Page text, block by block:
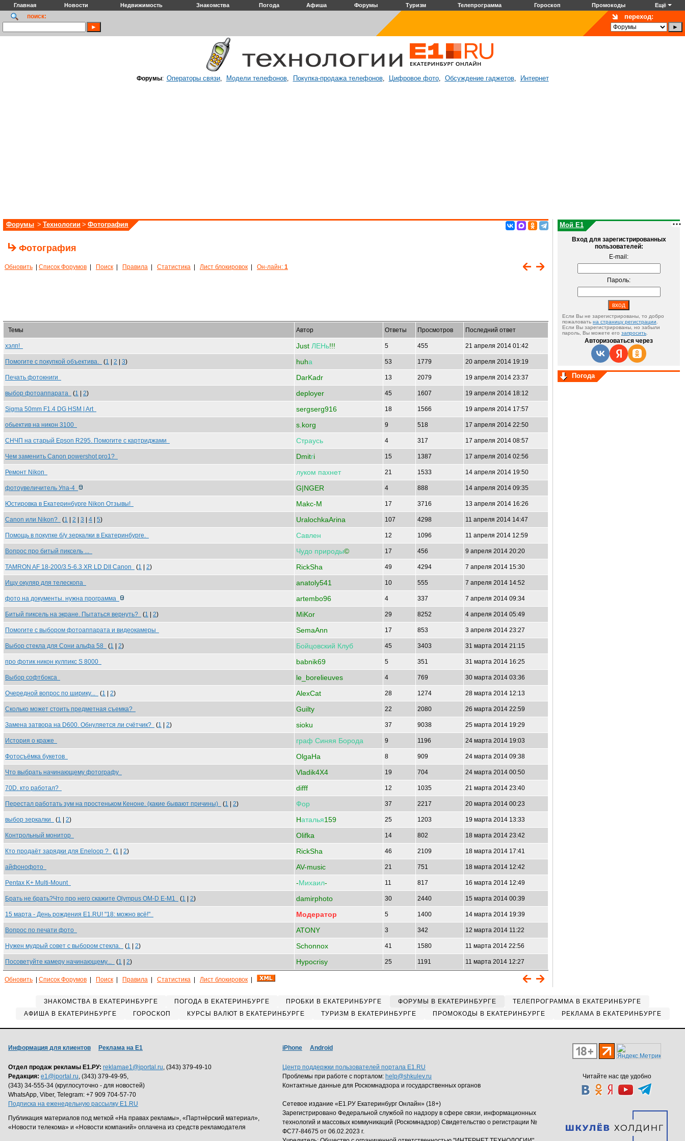
Главная Новости Недвижимость Знакомства Погода Афиша Форумы Туризм Телепрограмма Гороскоп Промокоды Ещё
поиск: переход:
Форумы: Операторы связи, Модели телефонов, Покупка-продажа телефонов, Цифровое фото, Обсуждение гаджетов, Интернет
Форумы > Технологии > Фотография
Фотография
Обновить Список Форумов Поиск Правила Статистика Лист блокировок Он-лайн: 1
Темы Автор Ответы Просмотров Последний ответ
хэлп! Just ЛЕНь!!! 5 455 21 апреля 2014 01:42
Помогите с покупкой объектива. (1 2 3) huhа 53 1779 20 апреля 2014 19:19
Печать фотокниги DarKadr 13 2079 19 апреля 2014 23:37
выбор фотоаппарата (1 2) deployer 45 1607 19 апреля 2014 18:12
Sigma 50mm F1.4 DG HSM | Art sergserg916 18 1566 19 апреля 2014 17:57
обьектив на никон 3100 s.korg 9 518 17 апреля 2014 22:50
СНЧП на старый Epson R295. Помогите с картриджами Страусь 4 317 17 апреля 2014 08:57
Чем заменить Canon powershot pro1? Dmitгi 15 1387 17 апреля 2014 02:56
Ремонт Nikon луком пахнет 21 1533 14 апреля 2014 19:50
фотоувеличитель Упа-4 G|NGER 4 888 14 апреля 2014 09:35
Юстировка в Екатеринбурге Nikon Отзывы! Makc-M 17 3716 13 апреля 2014 16:26
Canon или Nikon? (1 2 3 4 5) UralochkaArina 107 4298 11 апреля 2014 14:47
Помощь в покупке б/у зеркалки в Екатеринбурге. Савлен 12 1096 11 апреля 2014 12:59
Вопрос про битый пиксель ... Чудо природы© 17 456 9 апреля 2014 20:20
TAMRON AF 18-200/3.5-6.3 XR LD DII Canon (1 2) RickSha 49 4294 7 апреля 2014 15:30
Ищу окуляр для телескопа anatoly541 10 555 7 апреля 2014 14:52
фото на документы. нужна программа artembo96 4 337 7 апреля 2014 09:34
Битый пиксель на экране. Пытаться вернуть? (1 2) MiKor 29 8252 4 апреля 2014 05:49
Помогите с выбором фотоаппарата и видеокамеры SemaAnn 17 853 3 апреля 2014 23:27
Выбор стекла для Сони альфа 58 (1 2) Бойцовский Клуб 45 3403 31 марта 2014 21:15
про фотик никон кулпикс S 8000 babnik69 5 351 31 марта 2014 16:25
Выбор софтбокса le_borelieuves 4 769 30 марта 2014 03:36
Очередной вопрос по ширику... (1 2) AlexCat 28 1274 28 марта 2014 12:13
Сколько может стоить предметная съемка? Guilty 22 2080 26 марта 2014 22:59
Замена затвора на D600. Обнуляется ли счётчик? (1 2) sioku 37 9038 25 марта 2014 19:29
История о краже граф Синяя Борода 9 1196 24 марта 2014 19:03
Фотосъёмка букетов OlgaHa 8 909 24 марта 2014 09:38
Что выбрать начинающему фотографу Vladik4X4 19 704 24 марта 2014 00:50
70D. кто работал? difff 12 1035 21 марта 2014 23:40
Перестал работать зум на простеньком Кеноне. (какие бывают причины) (1 2) Фор 37 2217 20 марта 2014 00:23
выбор зеркалки (1 2) Hаталья159 25 1203 19 марта 2014 13:33
Контрольный монитор Olifka 14 802 18 марта 2014 23:42
Кто продаёт зарядки для Eneloop ? (1 2) RickSha 46 2109 18 марта 2014 17:41
айфонофото AV-music 21 751 18 марта 2014 12:42
Pentax K+ Multi-Mount -Михаил- 11 817 16 марта 2014 12:49
Брать не брать?Что про него скажите Olympus OM-D E-M1 (1 2) damirphoto 30 2440 15 марта 2014 00:39
15 марта - День рождения E1.RU! "18: можно всё!" Модератор 5 1400 14 марта 2014 19:39
Вопрос по печати фото ATONY 3 342 12 марта 2014 11:22
Нужен мудрый совет с выбором стекла. (1 2) Schonnox 41 1580 11 марта 2014 22:56
Посоветуйте камеру начинающему... (1 2) Hypocrisy 25 1191 11 марта 2014 12:27
Обновить Список Форумов Поиск Правила Статистика Лист блокировок
Мой E1
Вход для зарегистрированных
пользователей:
E-mail:
Пароль:
Если Вы не зарегистрированы, то добро
пожаловать на страницу регистрации
Если Вы зарегистрированы, но забыли
пароль, Вы можете его запросить
Авторизоваться через
Погода
ЗНАКОМСТВА В ЕКАТЕРИНБУРГЕ ПОГОДА В ЕКАТЕРИНБУРГЕ ПРОБКИ В ЕКАТЕРИНБУРГЕ ФОРУМЫ В ЕКАТЕРИНБУРГЕ
ТЕЛЕПРОГРАММА В ЕКАТЕРИНБУРГЕ
АФИША В ЕКАТЕРИНБУРГЕ
ГОРОСКОП КУРСЫ ВАЛЮТ В ЕКАТЕРИНБУРГЕ ТУРИЗМ В ЕКАТЕРИНБУРГЕ ПРОМОКОДЫ В ЕКАТЕРИНБУРГЕ РЕКЛАМА В ЕКАТЕРИНБУРГЕ
Читайте нас где удобно
Информация для клиентов Реклама на Е1
Отдел продаж рекламы Е1.РУ: reklamae1@iportal.ru, (343) 379-49-10
Редакция: e1@iportal.ru, (343) 379-49-95,
(343) 34-555-34 (круглосуточно - для новостей)
WhatsApp, Viber, Telegram: +7 909 704-57-70
Подписка на еженедельную рассылку E1.RU
Публикация материалов под меткой «На правах рекламы», «Партнёрский материал»,
«Новости телекома» и «Новости компаний» оплачена из средств рекламодателя
iPhone Android
Центр поддержки пользователей портала E1.RU
Проблемы при работе с порталом: help@shkulev.ru
Контактные данные для Роскомнадзора и государственных органов
Сетевое издание «Е1.РУ Екатеринбург Онлайн» (18+)
Зарегистрировано Федеральной службой по надзору в сфере связи, информационных
технологий и массовых коммуникаций (Роскомнадзор) Свидетельство о регистрации №
ФС77-84675 от 06.02.2023 г.